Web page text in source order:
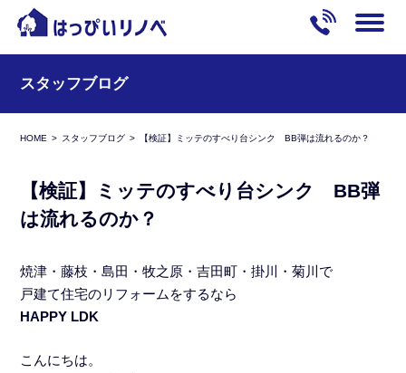
スタッフブログ
HOME スタッフブログ 【検証】ミッテのすべり台シンク BB弾は流れるのか？
【検証】ミッテのすべり台シンク BB弾
は流れるのか？
焼津・藤枝・島田・牧之原・吉田町・掛川・菊川で
戸建て住宅のリフォームをするなら
HAPPY LDK
こんにちは。